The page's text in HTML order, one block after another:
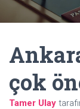
çok
Tamer Ulay